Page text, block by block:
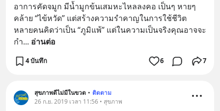
อาการคัดจมูก มีนํ้ามูกข้นเสมหะไหลลงคอ เป็นๆ หายๆ
คล้าย “ไข้หวัด” แต่สร้างความรำคาญในการใช้ชีวิต
หลายคนคิดว่าเป็น “ภูมิแพ้” แต่ในความเป็นจริงคุณอาจจะ
กำ... อ่านต่อ
4 บันทึก 6 7
สุขภาพดีไม่มีในขวด • ติดตาม
26 ก.ย. 2019 เวลา 11:56 • สุขภาพ